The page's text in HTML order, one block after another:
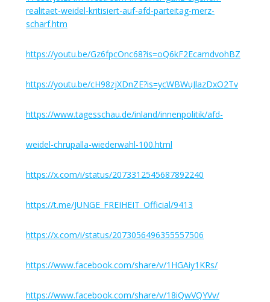
realitaet-weidel-kritisiert-auf-afd-parteitag-merz-
scharf.htm
https://youtu.be/Gz6fpcOnc68?is=oQ6kF2EcamdvohBZ
https://youtu.be/cH98zjXDnZE?is=ycWBWuJlazDxO2Tv
https://www.tagesschau.de/inland/innenpolitik/afd-
weidel-chrupalla-wiederwahl-100.html
https://x.com/i/status/2073312545687892240
https://t.me/JUNGE_FREIHEIT_Official/9413
https://x.com/i/status/2073056496355557506
https://www.facebook.com/share/v/1HGAiy1KRs/
https://www.facebook.com/share/v/18iQwVQYVv/